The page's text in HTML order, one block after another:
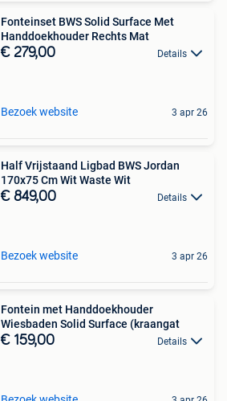
Fonteinset BWS Solid Surface Met
Handdoekhouder Rechts Mat
€ 279,00 Details
Bezoek website 3 apr 26
Half Vrijstaand Ligbad BWS Jordan
170x75 Cm Wit Waste Wit
€ 849,00 Details
Bezoek website 3 apr 26
Fontein met Handdoekhouder
Wiesbaden Solid Surface (kraangat
€ 159,00 Details